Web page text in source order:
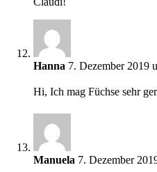
Hanna 7. Dezember 2019
Hi, Ich mag Füchse sehr
Manuela 7. Dezember